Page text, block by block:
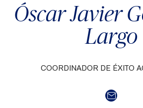
Óscar Javier
Largo
COORDINADOR DE ÉXITO